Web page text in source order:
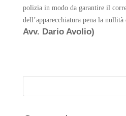
polizia in modo da garantire il
dell’apparecchiatura pena la nullità
Avv. Dario Avolio)